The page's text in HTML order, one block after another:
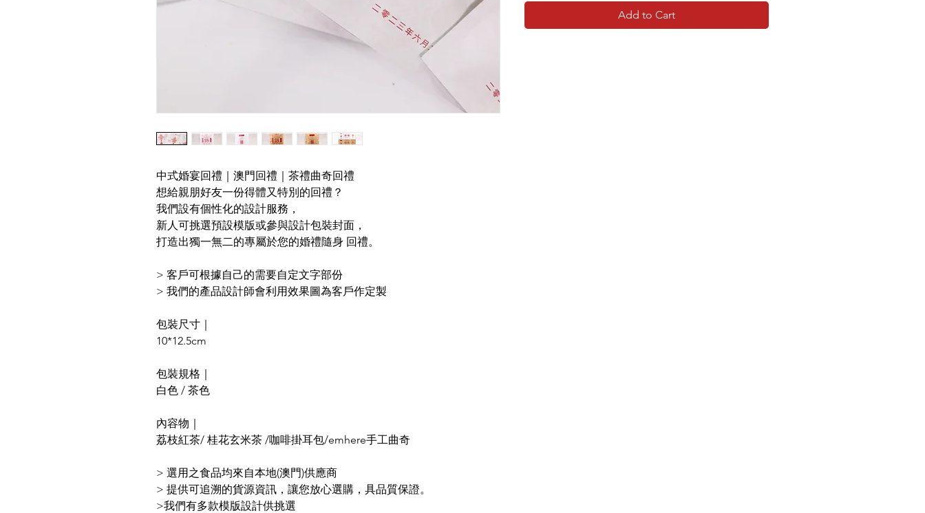
中式婚宴回禮｜澳門回禮｜茶禮曲奇回禮
想給親朋好友一份得體又特別的回禮？
我們設有個性化的設計服務，
新人可挑選預設模版或參與設計包裝封面，
打造出獨一無二的專屬於您的婚禮隨身 回禮。
> 客戶可根據自己的需要自定文字部份
> 我們的產品設計師會利用效果圖為客戶作定製
包裝尺寸｜
10*12.5cm
包裝規格｜
白色 / 茶色
內容物｜
荔枝紅茶/ 桂花玄米茶 /咖啡掛耳包/emhere手工曲奇
> 選用之食品均來自本地(澳門)供應商
> 提供可追溯的貨源資訊，讓您放心選購，具品質保證。
>我們有多款模版設計供挑選
Add to Cart